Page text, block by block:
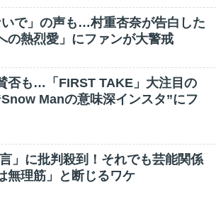
いで」の声も…村重杏奈が告白した
の熱烈愛」にファンが大警戒
否も…「FIRST TAKE」大注目の
Manの意味深インスタ”にフ
」に批判殺到！それでも芸能関係
無理筋」と断じるワケ